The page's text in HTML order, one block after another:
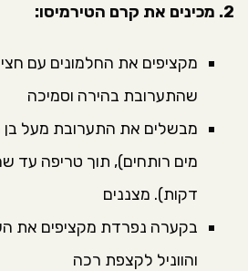
2. מכינים את קרם הטירמיסו:
מקציפים את החלמונים עם
שהתערובת בהירה וסמיכה
מבשלים את התערובת מעל
דקות). מצננים
בקערה נפרדת מקציפים את
והווניל לקצפת רכה